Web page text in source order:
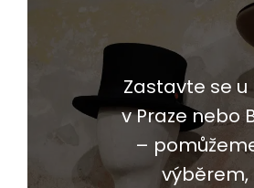
Zastavte se u
v Praze nebo
–
výběrem,